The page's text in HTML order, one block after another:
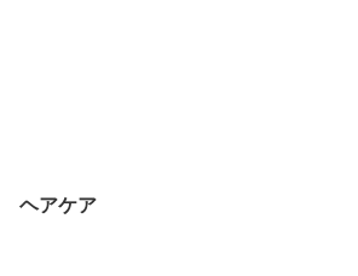
ヘアケア